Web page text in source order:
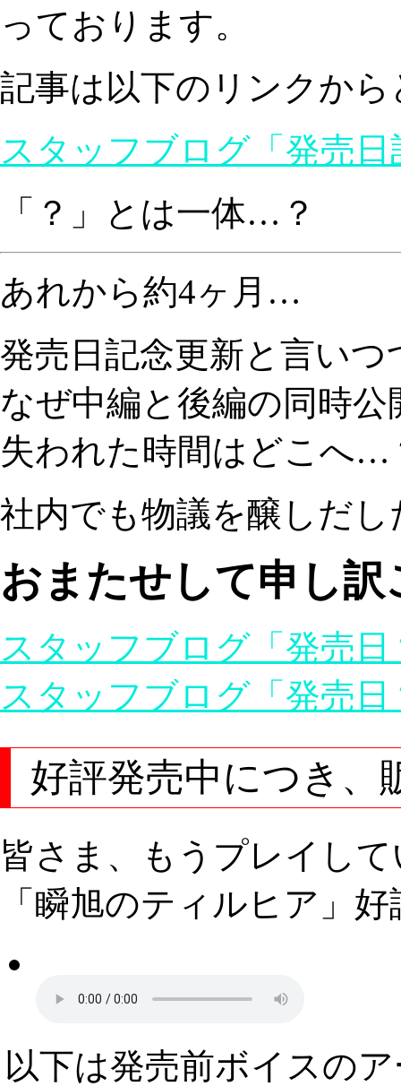
っております。
記事は以下のリンクから
スタッフブログ「発売
「？」とは一体…？
あれから約4ヶ月…
発売日記念更新と言い
なぜ中編と後編の同時公
失われた時間はどこへ…
社内でも物議を醸しだ
おまたせして申し
スタッフブログ「発売
スタッフブログ「発売
好評発売中につき、
皆さま、もうプレイし
「瞬旭のティルヒア」
以下は発売前ボイスの